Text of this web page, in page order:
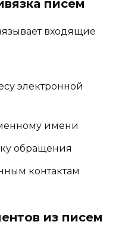
писем
входящие
электронной
имени
обращения
контактам
из писем